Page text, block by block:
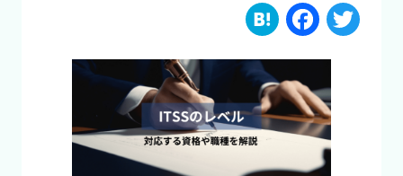
ご利用の流れ
コーディネーター紹介
H
a
te
n
F
a
c
e
b